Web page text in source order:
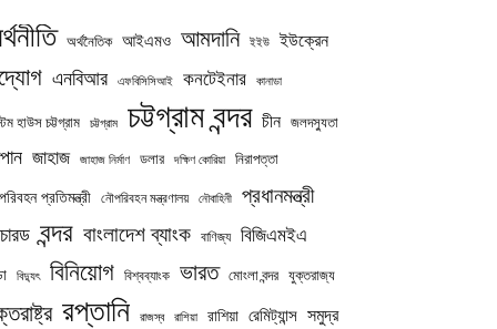
অর্থনৈতিক আইএমও আমদানি ইইউ ইউক্রেন
এনবিআর এফবিসিসিআই কনটেইনার কানাডা
হাউস চট্টগ্রাম চট্টগ্রাম চট্টগ্রাম বন্দর চীন জলদস্যুতা
জাহাজ জাহাজ নির্মাণ ডলার দক্ষিণ কোরিয়া নিরাপত্তা
প্রতিমন্ত্রী নৌপরিবহন মন্ত্রণালয় নৌবাহিনী প্রধানমন্ত্রী
বন্দর বাংলাদেশ ব্যাংক বাণিজ্য বিজিএমইএ
বিদ্যুৎ বিনিয়োগ বিশ্বব্যাংক ভারত মোংলা বন্দর যুক্তরাজ্য
রপ্তানি রাজস্ব রাশিয়া রাশিয়া রেমিট্যান্স সমুদ্র